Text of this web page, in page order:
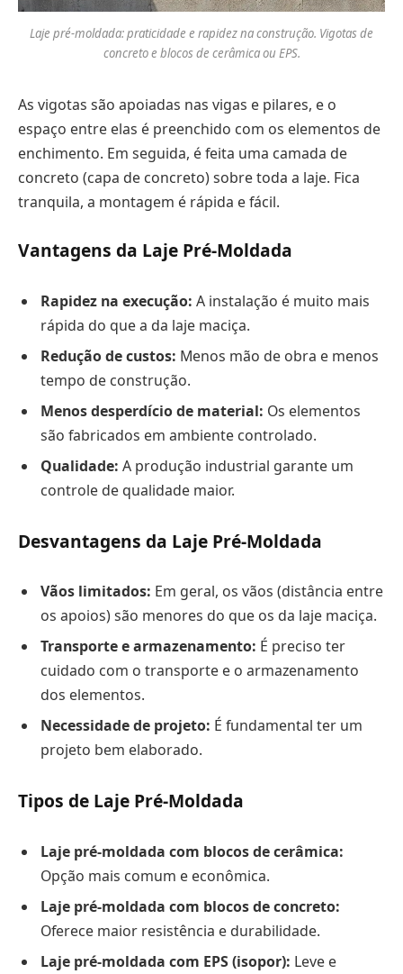
Laje pré-moldada: praticidade e rapidez na construção. Vigotas de
concreto e blocos de cerâmica ou EPS.
As vigotas são apoiadas nas vigas e pilares, e o
espaço entre elas é preenchido com os elementos de
enchimento. Em seguida, é feita uma camada de
concreto (capa de concreto) sobre toda a laje. Fica
tranquila, a montagem é rápida e fácil.
Vantagens da Laje Pré-Moldada
Rapidez na execução: A instalação é muito mais
rápida do que a da laje maciça.
Redução de custos: Menos mão de obra e menos
tempo de construção.
Menos desperdício de material: Os elementos
são fabricados em ambiente controlado.
Qualidade: A produção industrial garante um
controle de qualidade maior.
Desvantagens da Laje Pré-Moldada
Vãos limitados: Em geral, os vãos (distância entre
os apoios) são menores do que os da laje maciça.
Transporte e armazenamento: É preciso ter
cuidado com o transporte e o armazenamento
dos elementos.
Necessidade de projeto: É fundamental ter um
projeto bem elaborado.
Tipos de Laje Pré-Moldada
Laje pré-moldada com blocos de cerâmica:
Opção mais comum e econômica.
Laje pré-moldada com blocos de concreto:
Oferece maior resistência e durabilidade.
Laje pré-moldada com EPS (isopor): Leve e